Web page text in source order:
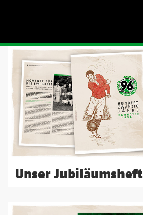
Unser Jubiläumsheft